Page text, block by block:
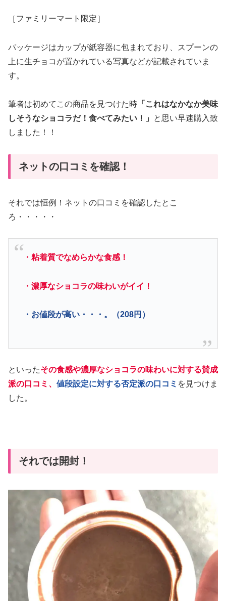
［ファミリーマート限定］
パッケージはカップが紙容器に包まれており、スプーンの
上に生チョコが置かれている写真などが記載されていま
す。
筆者は初めてこの商品を見つけた時 「これはなかなか美味
しそうなショコラだ！食べてみたい！」
と思い早速購入致
しました！！
ネットの口コミを確認！
それでは恒例！ネットの口コミを確認したとこ
ろ・・・・・
・粘着質でなめらかな食感！
・濃厚なショコラの味わいがイイ！
・お値段が高い・・・。（208円）
といったその食感や濃厚なショコラの味わいに対する賛成
派の口コミ、 値段設定に対する否定派の口コミ を見つけま
した。
それでは開封！